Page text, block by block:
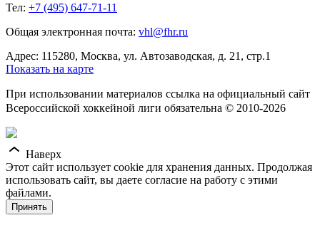
Тел: +7 (495) 647-71-11
Общая электронная почта: vhl@fhr.ru
Адрес: 115280, Москва, ул. Автозаводская, д. 21, стр.1
Показать на карте
При использовании материалов ссылка на официальный сайт
Всероссийской хоккейной лиги обязательна © 2010-2026
Наверх
Этот сайт использует cookie для хранения данных. Продолжая
использовать сайт, вы даете согласие на работу с этими
файлами.
Принять